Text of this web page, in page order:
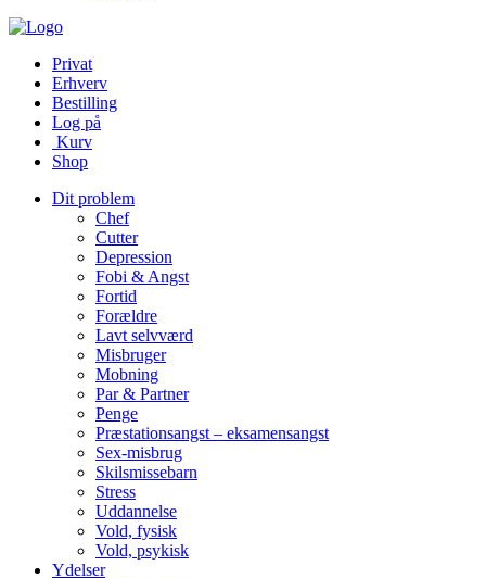
Privat
Erhverv
Bestilling
Log på
Kurv
Shop
Dit problem
Chef
Cutter
Depression
Fobi & Angst
Fortid
Forældre
Lavt selvværd
Misbruger
Mobning
Par & Partner
Penge
Præstationsangst – eksamensangst
Sex-misbrug
Skilsmissebarn
Stress
Uddannelse
Vold, fysisk
Vold, psykisk
Ydelser